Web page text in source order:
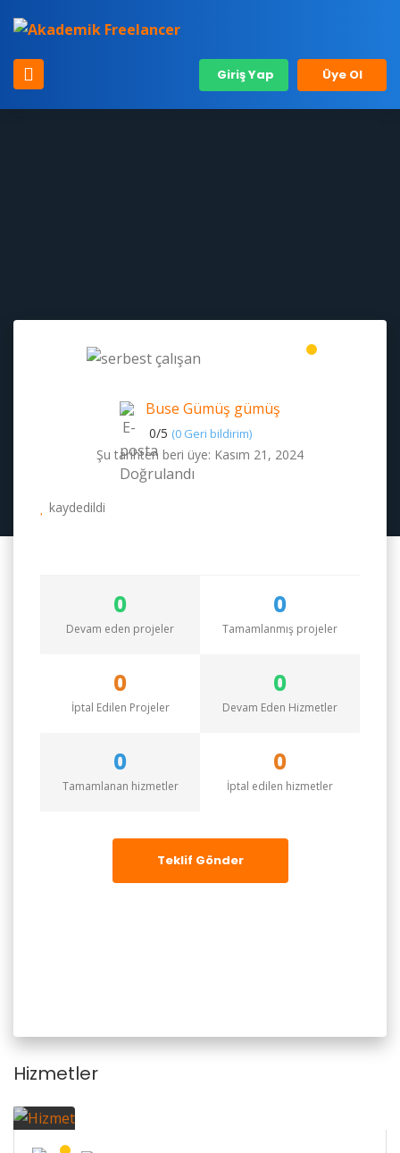
Giriş Yap Üye Ol
Buse Gümüş gümüş
0/5 (0 Geri bildirim)
Şu tarihten beri üye: Kasım 21, 2024
kaydedildi
0
Devam eden projeler
0
Tamamlanmış projeler
0
İptal Edilen Projeler
0
Devam Eden Hizmetler
0
Tamamlanan hizmetler
0
İptal edilen hizmetler
Teklif Gönder
Hizmetler